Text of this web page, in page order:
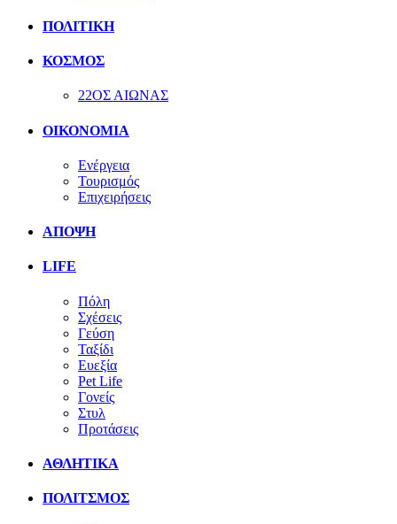
ΠΟΛΙΤΙΚΗ
ΚΟΣΜΟΣ
22ΟΣ ΑΙΩΝΑΣ
ΟΙΚΟΝΟΜΙΑ
Ενέργεια
Τουρισμός
Επιχειρήσεις
ΑΠΟΨΗ
LIFE
Πόλη
Σχέσεις
Γεύση
Ταξίδι
Ευεξία
Pet Life
Γονείς
Στυλ
Προτάσεις
ΑΘΛΗΤΙΚΑ
ΠΟΛΙΤΣΜΟΣ